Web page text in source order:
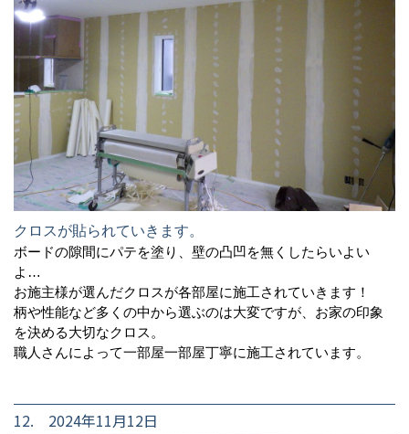
クロスが貼られていきます。
ボードの隙間にパテを塗り、壁の凸凹を無くしたらいよい
よ…
お施主様が選んだクロスが各部屋に施工されていきます！
柄や性能など多くの中から選ぶのは大変ですが、お家の印象
を決める大切なクロス。
職人さんによって一部屋一部屋丁寧に施工されています。
12. 2024年11月12日